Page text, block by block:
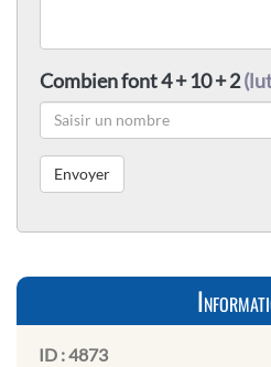
Combien font 4 + 10 + 2
ID :4873